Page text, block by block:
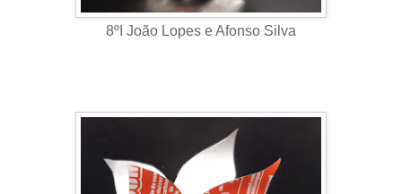
8ºI João Lopes e Afonso Silva